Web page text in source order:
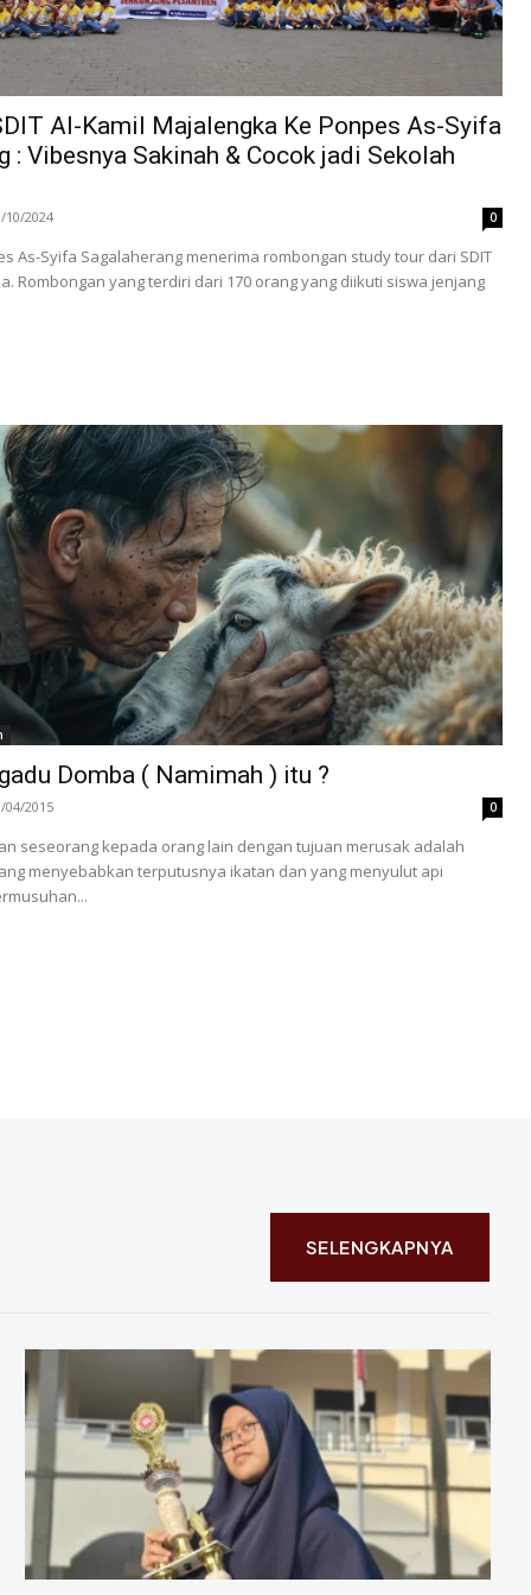
Al-Kamil Majalengka Ke Ponpes As-Syifa
: Vibesnya Sakinah & Cocok jadi Sekolah
10/2024 0
As-Syifa Sagalaherang menerima rombongan study tour dari SDIT
Rombongan yang terdiri dari 170 orang yang diikuti siswa jenjang
Domba ( Namimah ) itu ?
04/2015 0
seseorang kepada orang lain dengan tujuan merusak adalah
menyebabkan terputusnya ikatan dan yang menyulut api
SELENGKAPNYA